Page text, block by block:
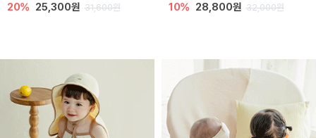
20% 25,300원 31,600원 10% 28,800원 32,000원